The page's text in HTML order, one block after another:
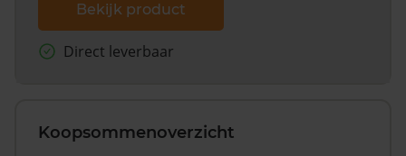
Bekijk product
Direct leverbaar
Koopsommenoverzicht